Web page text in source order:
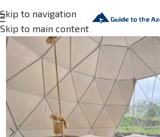
Skip to navigation
Skip to main content